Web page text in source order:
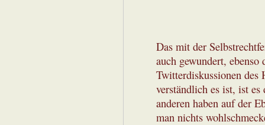
Das mit der
auch gewundert,
Twitterdiskussionen des
verständlich es ist, ist
anderen haben auf der
man nichts